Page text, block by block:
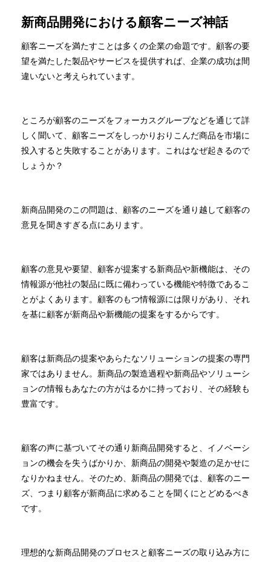
新商品開発における顧客ニーズ神話
顧客ニーズを満たすことは多くの企業の命題です。顧客の要
望を満たした製品やサービスを提供すれば、企業の成功は間
違いないと考えられています。
ところが顧客のニーズをフォーカスグループなどを通じて詳
しく聞いて、顧客ニーズをしっかりおりこんだ商品を市場に
投入すると失敗することがあります。これはなぜ起きるので
しょうか？
新商品開発のこの問題は、顧客のニーズを通り越して顧客の
意見を聞きすぎる点にあります。
顧客の意見や要望、顧客が提案する新商品や新機能は、その
情報源が他社の製品に既に備わっている機能や特徴であるこ
とがよくあります。顧客のもつ情報源には限りがあり、それ
を基に顧客が新商品や新機能の提案をするからです。
顧客は新商品の提案やあらたなソリューションの提案の専門
家ではありません。新商品の製造過程や新商品やソリューシ
ョンの情報もあなたの方がはるかに持っており、その経験も
豊富です。
顧客の声に基づいてその通り新商品開発すると、イノベーシ
ョンの機会を失うばかりか、新商品の開発や製造の足かせに
なりかねません。そのため、新商品の開発では、顧客のニー
ズ、つまり顧客が新商品に求めることを聞くにとどめるべき
です。
理想的な新商品開発のプロセスと顧客ニーズの取り込み方に